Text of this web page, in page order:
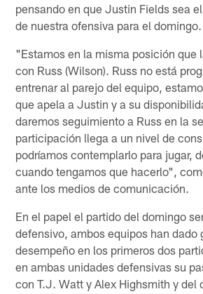
pensando en que Justin Fields sea
de nuestra ofensiva para el domingo.
"Estamos en la misma posición que
con Russ (Wilson). Russ no está
entrenar al parejo del equipo,
que apela a Justin y a su
daremos seguimiento a Russ en la
participación llega a un nivel de
podríamos contemplarlo para jugar,
cuando tengamos que hacerlo",
ante los medios de comunicación.
En el papel el partido del domingo
defensivo, ambos equipos han dado
desempeño en los primeros dos
en ambas unidades defensivas su
con T.J. Watt y Alex Highsmith y del